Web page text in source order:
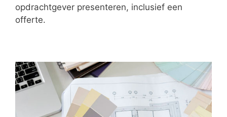
opdrachtgever presenteren, inclusief een
offerte.